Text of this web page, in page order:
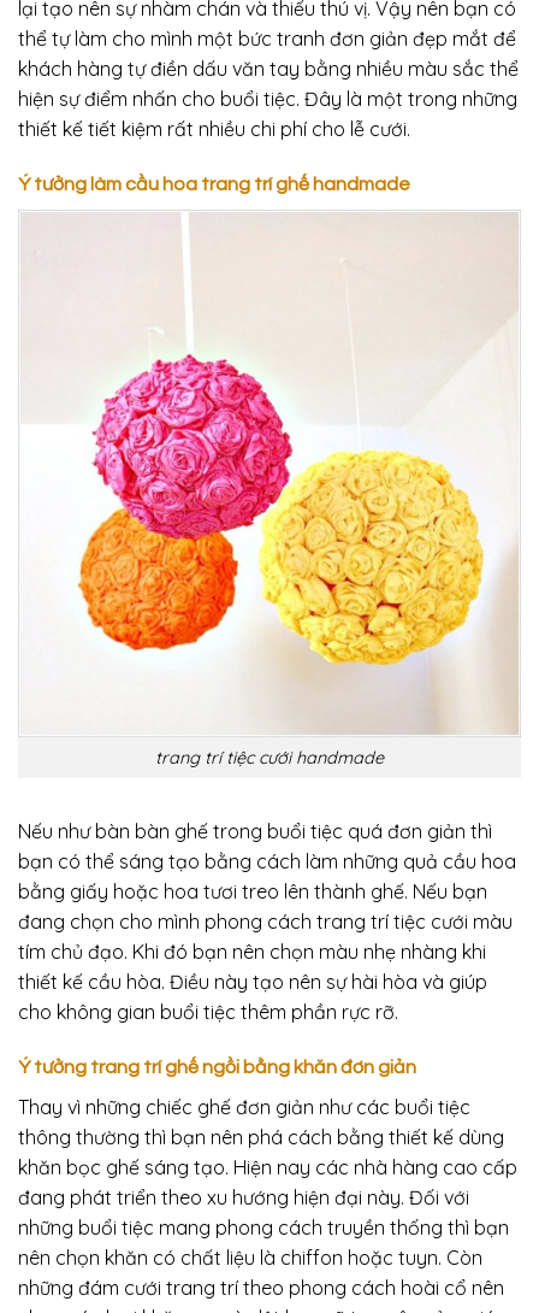
lại tạo nên sự nhàm chán và thiếu thú vị. Vậy nên bạn có
thể tự làm cho mình một bức tranh đơn giản đẹp mắt để
khách hàng tự điền dấu văn tay bằng nhiều màu sắc thể
hiện sự điểm nhấn cho buổi tiệc. Đây là một trong những
thiết kế tiết kiệm rất nhiều chi phí cho lễ cưới.
Ý tưởng làm cầu hoa trang trí ghế handmade
trang trí tiệc cưới handmade
Nếu như bàn bàn ghế trong buổi tiệc quá đơn giản thì
bạn có thể sáng tạo bằng cách làm những quả cầu hoa
bằng giấy hoặc hoa tươi treo lên thành ghế. Nếu bạn
đang chọn cho mình phong cách trang trí tiệc cưới màu
tím chủ đạo. Khi đó bạn nên chọn màu nhẹ nhàng khi
thiết kế cầu hòa. Điều này tạo nên sự hài hòa và giúp
cho không gian buổi tiệc thêm phần rực rỡ.
Ý tưởng trang trí ghế ngồi bằng khăn đơn giản
Thay vì những chiếc ghế đơn giản như các buổi tiệc
thông thường thì bạn nên phá cách bằng thiết kế dùng
khăn bọc ghế sáng tạo. Hiện nay các nhà hàng cao cấp
đang phát triển theo xu hướng hiện đại này. Đối với
những buổi tiệc mang phong cách truyền thống thì bạn
nên chọn khăn có chất liệu là chiffon hoặc tuyn. Còn
những đám cưới trang trí theo phong cách hoài cổ nên